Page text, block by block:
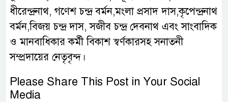
ধীরেন্দ্রনাথ, গণেশ চন্দ্র বর্মন,মংলা প্রসাদ দাস,কৃপেন্দ্রনাথ
বর্মন,বিজয় চন্দ্র দাস, সজীব চন্দ্র দেবনাথ এবং সাংবাদিক
ও মানবাধিকার কর্মী বিকাশ স্বর্ণকারসহ সনাতনী
সম্প্রদায়ের নেতৃবৃন্দ।
Please Share This Post in Your Social
Media